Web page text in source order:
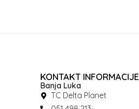
KONTAKT INFORMACIJE
Banja Luka
TC Delta Planet